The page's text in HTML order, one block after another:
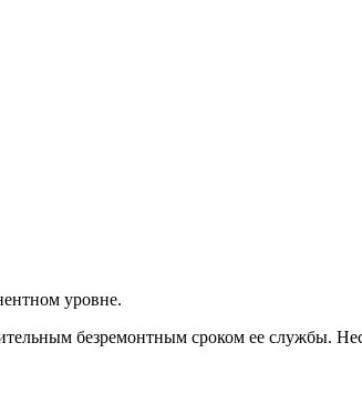
уровне.
безремонтным сроком ее службы.